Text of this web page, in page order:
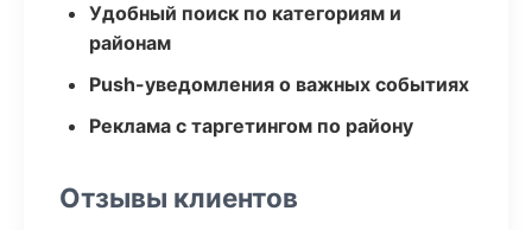
Удобный поиск по категориям и
районам
Push-уведомления о важных событиях
Реклама с таргетингом по району
Отзывы клиентов